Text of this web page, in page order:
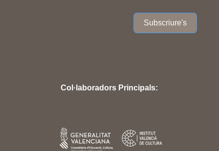
Subscriure's
Col·laboradors Principals: